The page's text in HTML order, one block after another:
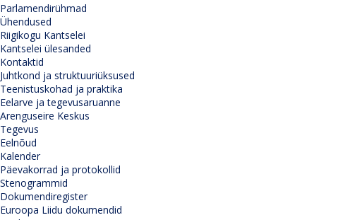
Parlamendirühmad
Ühendused
Riigikogu Kantselei
Kantselei ülesanded
Kontaktid
Juhtkond ja struktuuriüksused
Teenistuskohad ja praktika
Eelarve ja tegevusaruanne
Arenguseire Keskus
Tegevus
Eelnõud
Kalender
Päevakorrad ja protokollid
Stenogrammid
Dokumendiregister
Euroopa Liidu dokumendid